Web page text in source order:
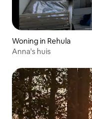
Woning in Rehula
Anna's huis